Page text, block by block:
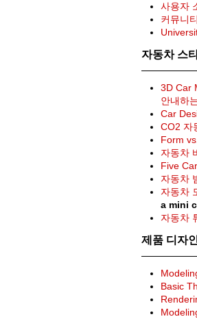
사용자
커뮤니티
자동차 스
3D Car
안내하
Car
CO2 자
Form
자동차
Five
자동차
자동차
a mini
자동차
제품 디자인
Basic